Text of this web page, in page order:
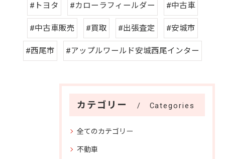
#トヨタ #カローラフィールダー #中古車
#中古車販売 #買取 #出張査定 #安城市
#西尾市 #アップルワールド安城西尾インター
カテゴリー Categories
全てのカテゴリー
不動車